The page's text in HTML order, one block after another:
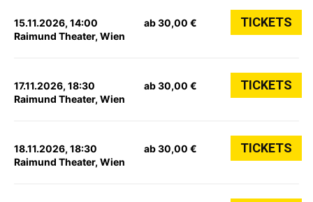
15.11.2026, 14:00
Raimund Theater, Wien
ab 30,00 € TICKETS
17.11.2026, 18:30
Raimund Theater, Wien
ab 30,00 € TICKETS
18.11.2026, 18:30
Raimund Theater, Wien
ab 30,00 € TICKETS